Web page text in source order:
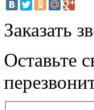
Заказать
Оставьте